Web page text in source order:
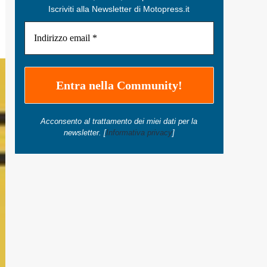
Iscriviti alla Newsletter di Motopress.it
Acconsento al trattamento dei miei dati per la
newsletter. [Informativa privacy]